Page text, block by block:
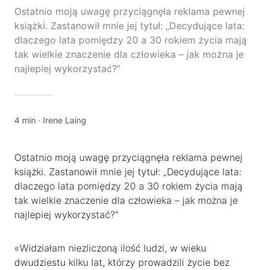
Ostatnio moją uwagę przyciągnęła reklama pewnej
książki. Zastanowił mnie jej tytuł: „Decydujące lata:
dlaczego lata pomiędzy 20 a 30 rokiem życia mają
tak wielkie znaczenie dla człowieka – jak można je
najlepiej wykorzystać?”
4 min · Irene Laing
Ostatnio moją uwagę przyciągnęła reklama pewnej
książki. Zastanowił mnie jej tytuł: „Decydujące lata:
dlaczego lata pomiędzy 20 a 30 rokiem życia mają
tak wielkie znaczenie dla człowieka – jak można je
najlepiej wykorzystać?”
«Widziałam niezliczoną ilość ludzi, w wieku
dwudziestu kilku lat, którzy prowadzili życie bez